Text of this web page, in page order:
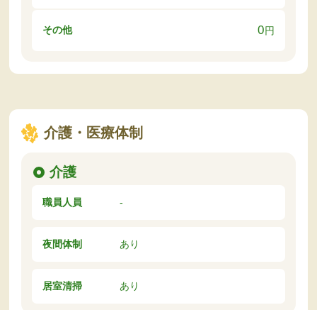
その他 0円
介護・医療体制
介護
職員人員 -
夜間体制 あり
居室清掃 あり